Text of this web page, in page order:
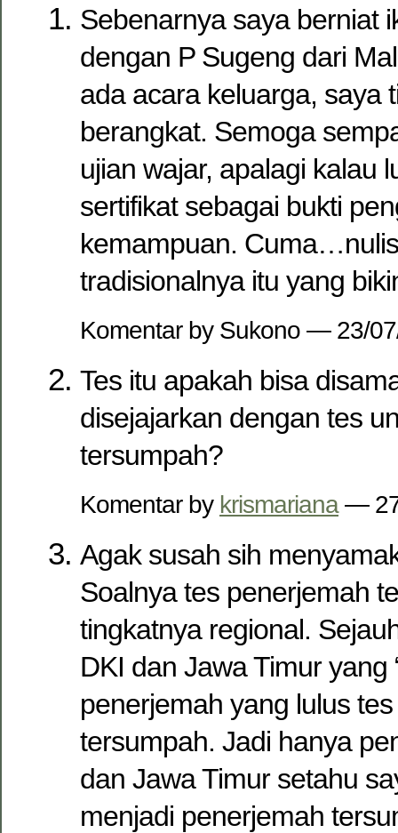
Sebenarnya saya berniat
dengan P Sugeng dari
ada acara keluarga, saya
berangkat. Semoga
ujian wajar, apalagi kalau
sertifikat sebagai bukti
kemampuan.
tradisionalnya itu yang
Komentar by Sukono — 23/
Tes itu apakah bisa
disejajarkan dengan tes
tersumpah?
Komentar by krismariana—
Agak susah sih
Soalnya tes penerjemah
tingkatnya regional.
DKI dan Jawa Timur yang
penerjemah yang lulus
tersumpah. Jadi hanya
dan Jawa Timur setahu
menjadi penerjemah